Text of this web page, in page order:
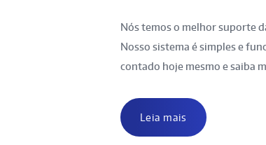
Nós temos o melhor suporte
Nosso sistema é simples e
contado hoje mesmo e saiba
Leia mais